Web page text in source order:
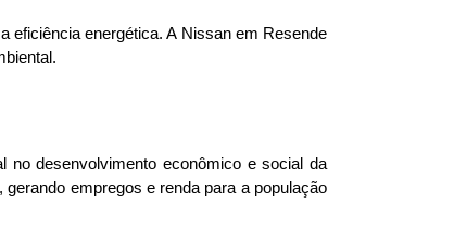
eficiência energética. A Nissan em Resende
no desenvolvimento econômico e social da
empregos e renda para a população